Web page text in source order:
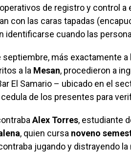
de registro y control
con las caras tapadas
identificarse cuando las
septiembre, más exactamente a
a la Mesan, procedieron a
El Samario – ubicado en el
de los presentes para
Alex Torres, estudiante
, quien cursa noveno
jugando y distrayendo